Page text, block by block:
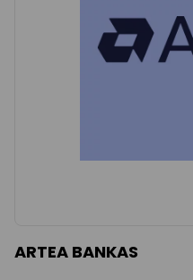
ARTEA BANKAS